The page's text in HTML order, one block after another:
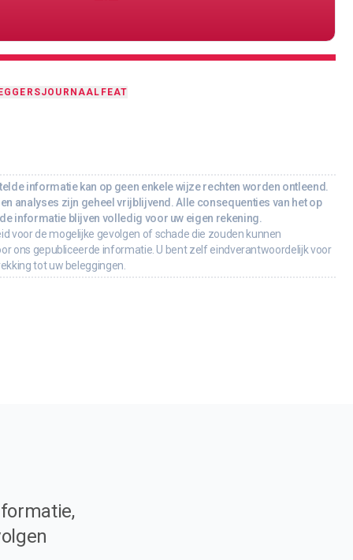
FEAT
informatie kan op geen enkele wijze rechten worden ontleend.
analyses zijn geheel vrijblijvend. Alle consequenties van het op
informatie blijven volledig voor uw eigen rekening.
voor de mogelijke gevolgen of schade die zouden kunnen
ons gepubliceerde informatie. U bent zelf eindverantwoordelijk voor
tot uw beleggingen.